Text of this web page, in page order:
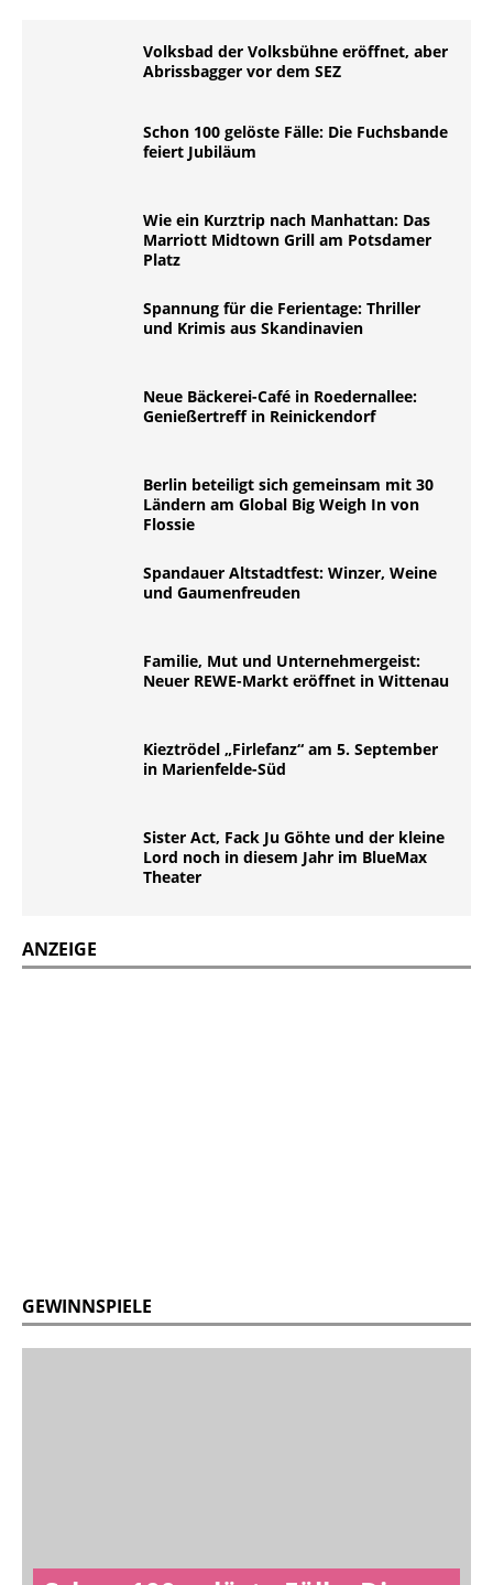
Volksbad der Volksbühne eröffnet, aber
Abrissbagger vor dem SEZ
Schon 100 gelöste Fälle: Die Fuchsbande
feiert Jubiläum
Wie ein Kurztrip nach Manhattan: Das
Marriott Midtown Grill am Potsdamer
Platz
Spannung für die Ferientage: Thriller
und Krimis aus Skandinavien
Neue Bäckerei-Café in Roedernallee:
Genießertreff in Reinickendorf
Berlin beteiligt sich gemeinsam mit 30
Ländern am Global Big Weigh In von
Flossie
Spandauer Altstadtfest: Winzer, Weine
und Gaumenfreuden
Familie, Mut und Unternehmergeist:
Neuer REWE-Markt eröffnet in Wittenau
Kieztrödel „Firlefanz“ am 5. September
in Marienfelde-Süd
Sister Act, Fack Ju Göhte und der kleine
Lord noch in diesem Jahr im BlueMax
Theater
ANZEIGE
GEWINNSPIELE